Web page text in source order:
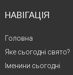
НАВІГАЦІЯ
Головна
Яке сьогодні свято?
Іменини сьогодні